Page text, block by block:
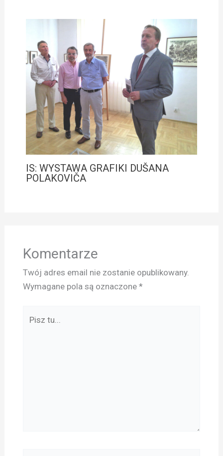
IS: WYSTAWA GRAFIKI DUŠANA
POLAKOVIČA
Komentarze
Twój adres email nie zostanie opublikowany.
Wymagane pola są oznaczone *